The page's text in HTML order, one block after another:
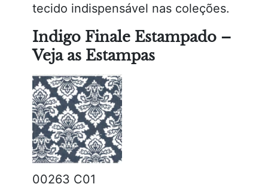
tecido indispensável nas coleções.
Indigo Finale Estampado –
Veja as Estampas
00263 C01